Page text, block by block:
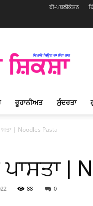
ਈ-ਪਬਲੀਕੇਸ਼ਨ
Shiksha
Punjabi
ਸ਼ਿਕਸ਼ਾ
ਪ੍ਰਸਿੱਧ
ਮੈਗਜ਼ੀਨ
ਰੂਹਾਨੀਅਤ ਸੁੰਦਰਤਾ
| Noodles Pasta
|
88 0